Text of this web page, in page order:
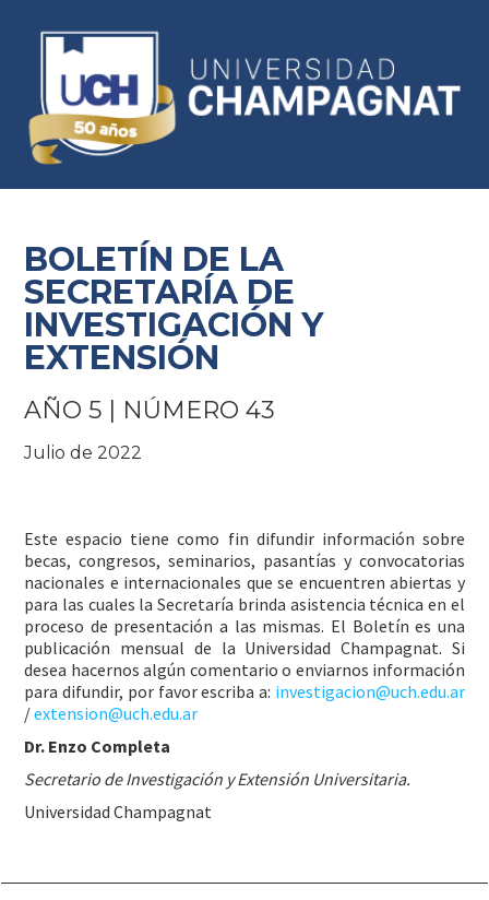
BOLETÍN DE LA
SECRETARÍA DE
INVESTIGACIÓN Y
EXTENSIÓN
AÑO 5 | NÚMERO 43
Julio de 2022
Este espacio tiene como fin difundir información sobre
becas, congresos, seminarios, pasantías y convocatorias
nacionales e internacionales que se encuentren abiertas y
para las cuales la Secretaría brinda asistencia técnica en el
proceso de presentación a las mismas. El Boletín es una
publicación mensual de la Universidad Champagnat. Si
desea hacernos algún comentario o enviarnos información
para difundir, por favor escriba a: investigacion@uch.edu.ar
/extension@uch.edu.ar
Dr. Enzo Completa
Secretario de Investigación y Extensión Universitaria.
Universidad Champagnat